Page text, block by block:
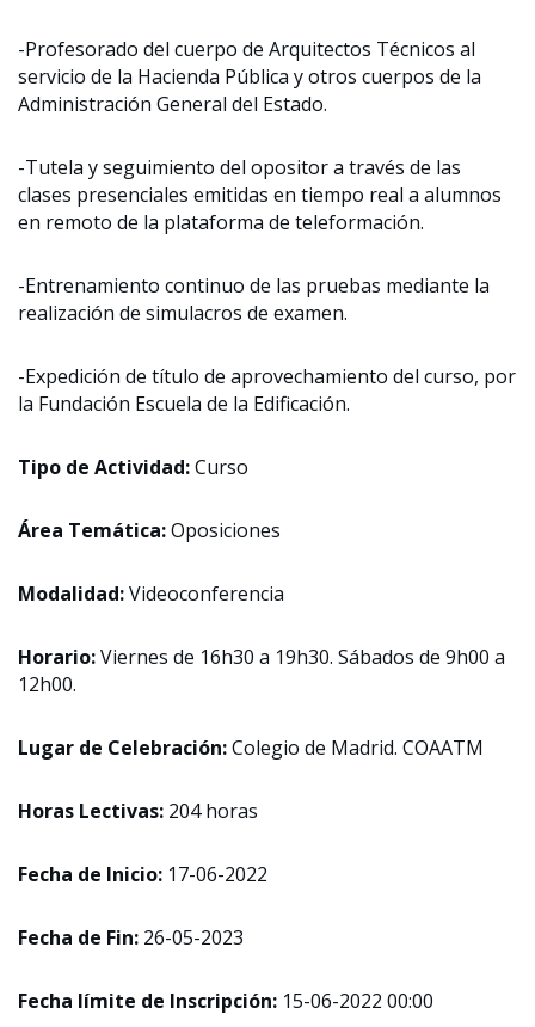
-Profesorado del cuerpo de Arquitectos Técnicos al
servicio de la Hacienda Pública y otros cuerpos de la
Administración General del Estado.
-Tutela y seguimiento del opositor a través de las
clases presenciales emitidas en tiempo real a alumnos
en remoto de la plataforma de teleformación.
-Entrenamiento continuo de las pruebas mediante la
realización de simulacros de examen.
-Expedición de título de aprovechamiento del curso, por
la Fundación Escuela de la Edificación.
Tipo de Actividad:Curso
Área Temática:Oposiciones
Modalidad:Videoconferencia
Horario:Viernes de 16h30 a 19h30. Sábados de 9h00 a
12h00.
Lugar de Celebración:Colegio de Madrid. COAATM
Horas Lectivas: 204 horas
Fecha de Inicio: 17-06-2022
Fecha de Fin: 26-05-2023
Fecha límite de Inscripción: 15-06-2022 00:00